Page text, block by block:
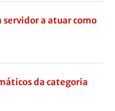
servidor a atuar como
da categoria